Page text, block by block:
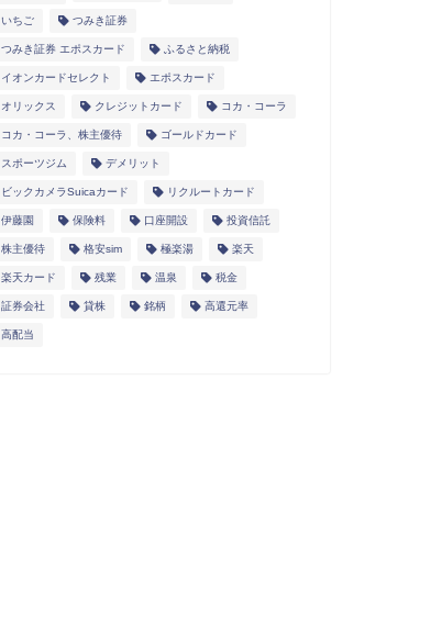
いちご つみき証券
つみき証券 エポスカード ふるさと納税
イオンカードセレクト エポスカード
オリックス クレジットカード コカ・コーラ
コカ・コーラ、株主優待 ゴールドカード
スポーツジム デメリット
ビックカメラSuicaカード リクルートカード
伊藤園 保険料 口座開設 投資信託
株主優待 格安sim 極楽湯 楽天
楽天カード 残業 温泉 税金
証券会社 貸株 銘柄 高還元率
高配当